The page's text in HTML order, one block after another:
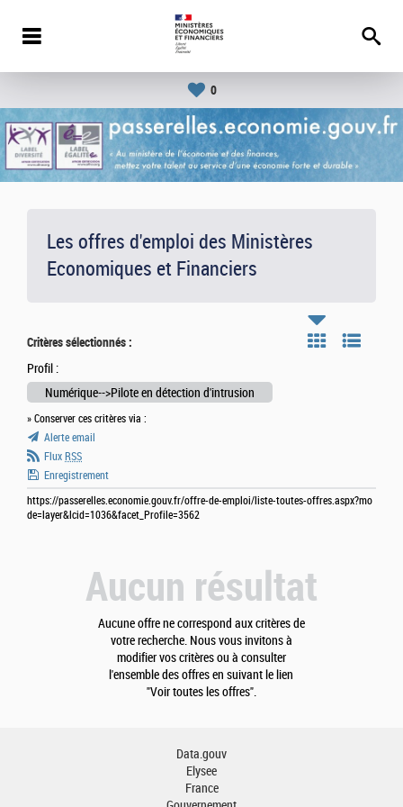
0
Les offres d'emploi des Ministères
Economiques et Financiers
Critères sélectionnés :
Profil :
Numérique-->Pilote en détection d'intrusion
» Conserver ces critères via :
Alerte email
Flux RSS
Enregistrement
https://passerelles.economie.gouv.fr/offre-de-emploi/liste-toutes-offres.aspx?mo
de=layer&lcid=1036&facet_Profile=3562
Aucun résultat
Aucune offre ne correspond aux critères de
votre recherche. Nous vous invitons à
modifier vos critères ou à consulter
l'ensemble des offres en suivant le lien
"Voir toutes les offres".
Data.gouv
Elysee
France